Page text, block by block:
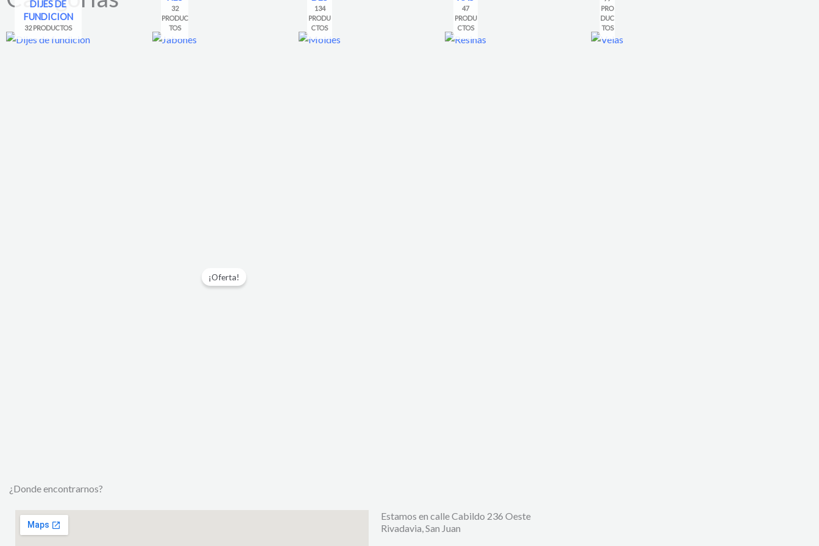
DIJES DE
FUNDICION
32 PRODUCTOS
32
PRODUC
TOS
134
PRODU
CTOS
47
PRODU
CTOS
PRO
DUC
TOS
¿Donde encontrarnos?
Estamos en calle Cabildo 236 Oeste
Rivadavia, San Juan